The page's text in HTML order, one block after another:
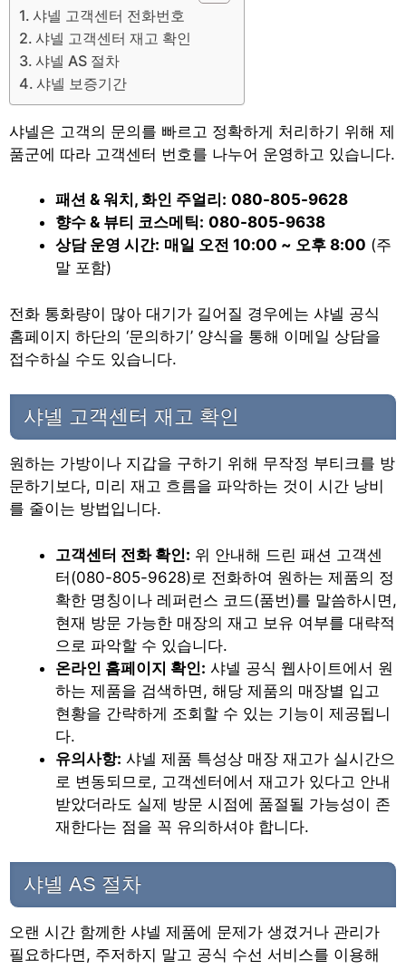
샤넬 고객센터 전화번호
샤넬 고객센터 재고 확인
샤넬 AS 절차
샤넬 보증기간
샤넬은 고객의 문의를 빠르고 정확하게 처리하기 위해 제
품군에 따라 고객센터 번호를 나누어 운영하고 있습니다.
패션 & 워치, 화인 주얼리: 080-805-9628
향수 & 뷰티 코스메틱: 080-805-9638
상담 운영 시간: 매일 오전 10:00 ~ 오후 8:00 (주
말 포함)
전화 통화량이 많아 대기가 길어질 경우에는 샤넬 공식
홈페이지 하단의 ‘문의하기’ 양식을 통해 이메일 상담을
접수하실 수도 있습니다.
샤넬 고객센터 재고 확인
원하는 가방이나 지갑을 구하기 위해 무작정 부티크를 방
문하기보다, 미리 재고 흐름을 파악하는 것이 시간 낭비
를 줄이는 방법입니다.
고객센터 전화 확인: 위 안내해 드린 패션 고객센
터(080-805-9628)로 전화하여 원하는 제품의 정
확한 명칭이나 레퍼런스 코드(품번)를 말씀하시면,
현재 방문 가능한 매장의 재고 보유 여부를 대략적
으로 파악할 수 있습니다.
온라인 홈페이지 확인: 샤넬 공식 웹사이트에서 원
하는 제품을 검색하면, 해당 제품의 매장별 입고
현황을 간략하게 조회할 수 있는 기능이 제공됩니
다.
유의사항: 샤넬 제품 특성상 매장 재고가 실시간으
로 변동되므로, 고객센터에서 재고가 있다고 안내
받았더라도 실제 방문 시점에 품절될 가능성이 존
재한다는 점을 꼭 유의하셔야 합니다.
샤넬 AS 절차
오랜 시간 함께한 샤넬 제품에 문제가 생겼거나 관리가
필요하다면, 주저하지 말고 공식 수선 서비스를 이용해